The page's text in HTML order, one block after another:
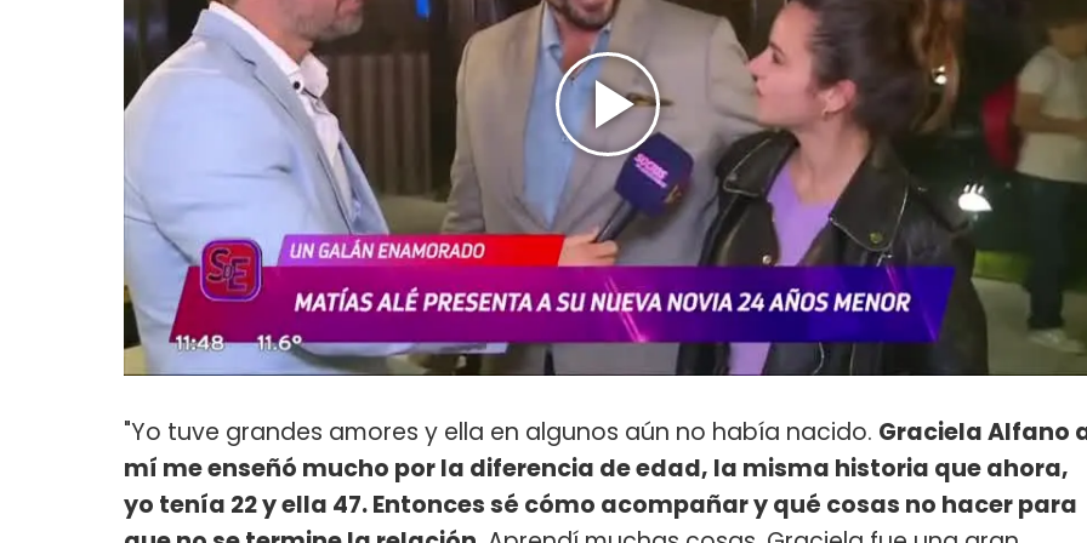
"Yo tuve grandes amores y ella en algunos aún no había nacido. Graciela Alfano
mí me enseñó mucho por la diferencia de edad, la misma historia que ahora,
yo tenía 22 y ella 47. Entonces sé cómo acompañar y qué cosas no hacer para